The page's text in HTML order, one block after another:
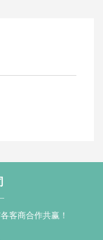
客商合作共赢！
直供
直供 鸭辣丁批发